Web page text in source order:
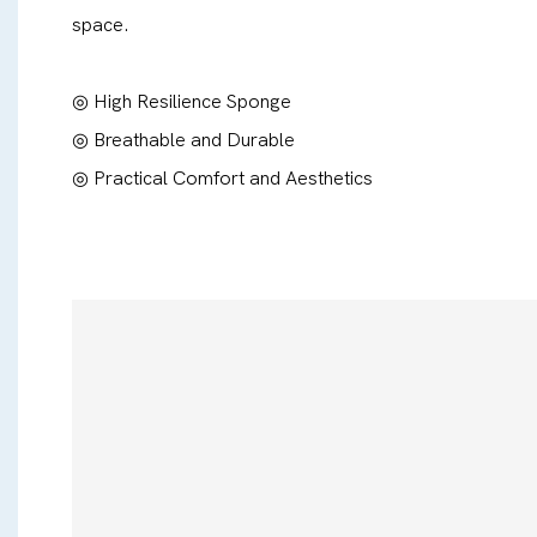
space.
◎ High Resilience Sponge
◎ Breathable and Durable
◎ Practical Comfort and Aesthetics